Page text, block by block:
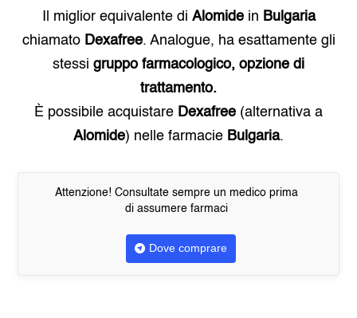
Il miglior equivalente di Alomidein Bulgaria
chiamato Dexafree. Analogue, ha esattamente gli
stessi gruppo farmacologico, opzione di
trattamento.
È possibile acquistare Dexafree (alternativa a
Alomide) nelle farmacie Bulgaria.
Attenzione! Consultate sempre un medico prima
di assumere farmaci
Dove comprare